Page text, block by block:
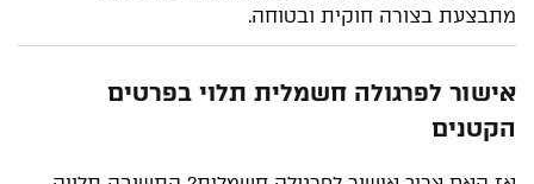
מתבצעת בצורה חוקית ובטוחה.
אישור לפרגולה חשמלית תלוי בפרטים
הקטנים